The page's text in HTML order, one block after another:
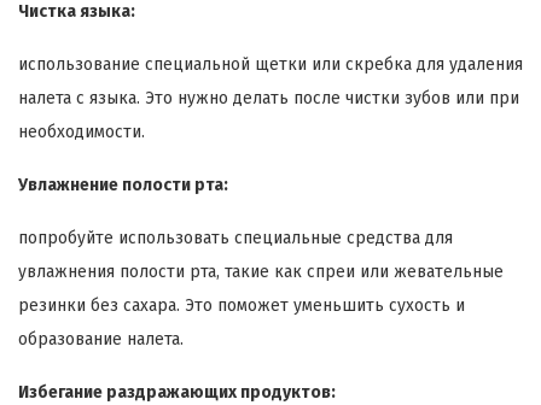
Чистка языка:
использование специальной щетки или скребка для удаления
налета с языка. Это нужно делать после чистки зубов или при
необходимости.
Увлажнение полости рта:
попробуйте использовать специальные средства для
увлажнения полости рта, такие как спреи или жевательные
резинки без сахара. Это поможет уменьшить сухость и
образование налета.
Избегание раздражающих продуктов: